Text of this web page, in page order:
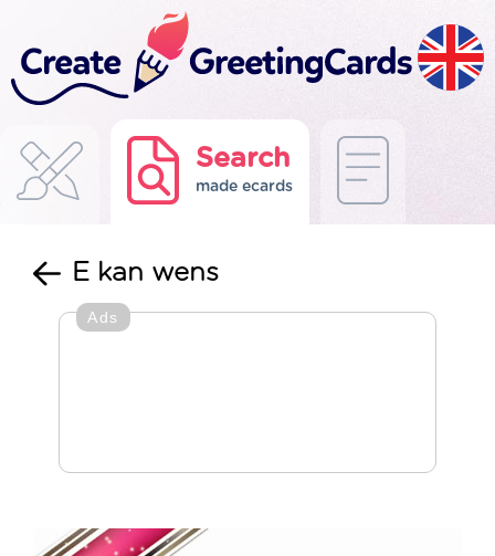
Search
made ecards
E kan wens
Ads